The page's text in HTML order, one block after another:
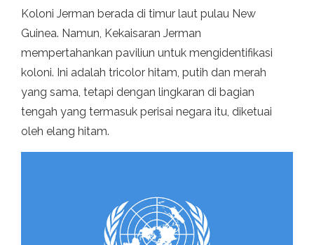
Koloni Jerman berada di timur laut pulau New
Guinea. Namun, Kekaisaran Jerman
mempertahankan paviliun untuk mengidentifikasi
koloni. Ini adalah tricolor hitam, putih dan merah
yang sama, tetapi dengan lingkaran di bagian
tengah yang termasuk perisai negara itu, diketuai
oleh elang hitam.